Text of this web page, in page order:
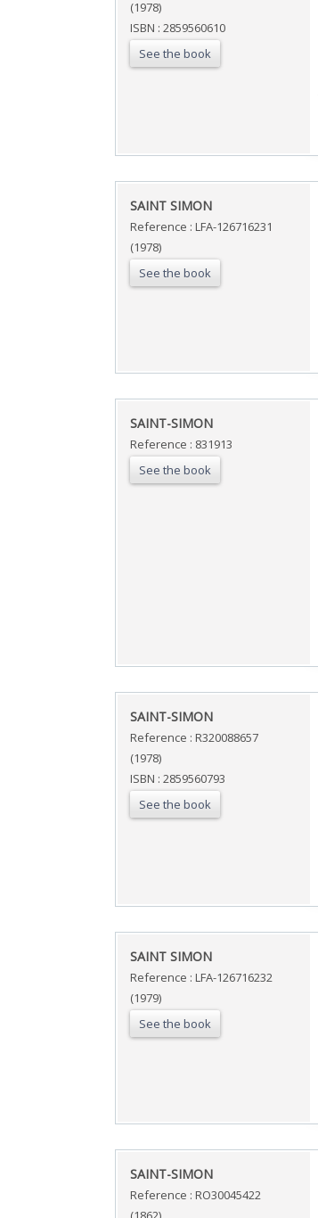
(1978)
ISBN : 2859560610
See the book
‎SAINT SIMON‎
Reference : LFA-126716231
(1978)
See the book
‎SAINT-SIMON‎
Reference : 831913
See the book
‎SAINT-SIMON‎
Reference : R320088657
(1978)
ISBN : 2859560793
See the book
‎SAINT SIMON‎
Reference : LFA-126716232
(1979)
See the book
‎SAINT-SIMON‎
Reference : RO30045422